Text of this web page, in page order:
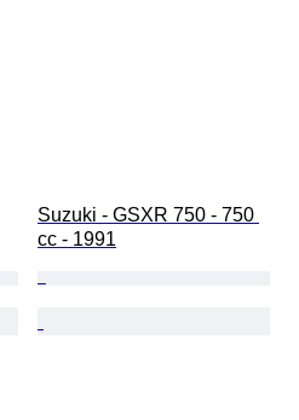
Suzuki - GSXR 750 - 750
cc - 1991